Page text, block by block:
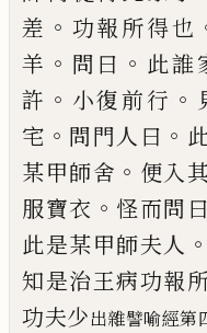
差 。 功報所得也
羊 。 問曰 。 此誰
許 。 小復前行 。
宅 。 問門人曰 。
某甲師舍 。 便入
服寶衣 。 怪而問曰
此是某甲師夫人 。
知是治王病功報
功夫少出雜譬喻經第